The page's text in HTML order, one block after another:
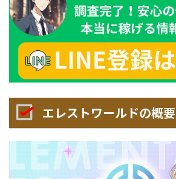
エレストワールドの概要